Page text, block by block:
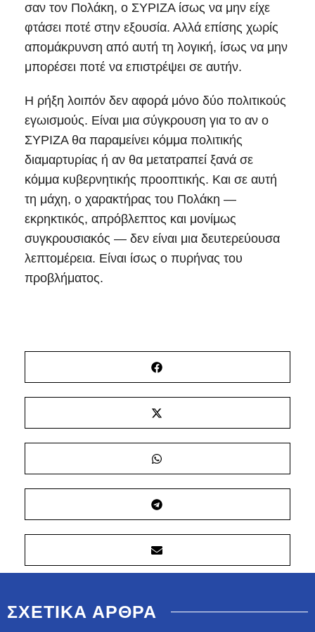
σαν τον Πολάκη, ο ΣΥΡΙΖΑ ίσως να μην είχε
φτάσει ποτέ στην εξουσία. Αλλά επίσης χωρίς
απομάκρυνση από αυτή τη λογική, ίσως να μην
μπορέσει ποτέ να επιστρέψει σε αυτήν.
Η ρήξη λοιπόν δεν αφορά μόνο δύο πολιτικούς
εγωισμούς. Είναι μια σύγκρουση για το αν ο
ΣΥΡΙΖΑ θα παραμείνει κόμμα πολιτικής
διαμαρτυρίας ή αν θα μετατραπεί ξανά σε
κόμμα κυβερνητικής προοπτικής. Και σε αυτή
τη μάχη, ο χαρακτήρας του Πολάκη —
εκρηκτικός, απρόβλεπτος και μονίμως
συγκρουσιακός — δεν είναι μια δευτερεύουσα
λεπτομέρεια. Είναι ίσως ο πυρήνας του
προβλήματος.
ΣΧΕΤΙΚΑ ΑΡΘΡΑ